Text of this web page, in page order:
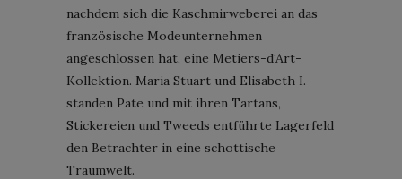
nachdem sich die Kaschmirweberei an das
französische Modeunternehmen
angeschlossen hat, eine Metiers-d‘Art-
Kollektion. Maria Stuart und Elisabeth I.
standen Pate und mit ihren Tartans,
Stickereien und Tweeds entführte Lagerfeld
den Betrachter in eine schottische
Traumwelt.